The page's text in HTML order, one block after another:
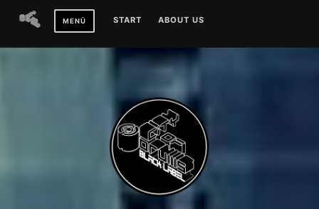
Inhalt
MENÜ START ABOUT US